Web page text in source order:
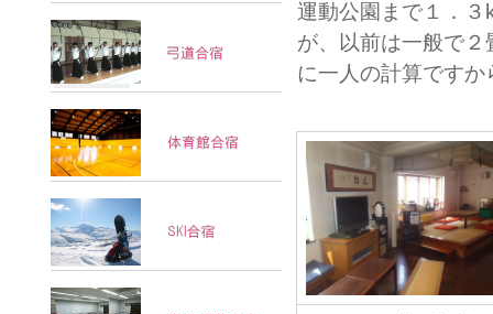
運動公園まで１．
が、以前は一般で
に一人の計算です